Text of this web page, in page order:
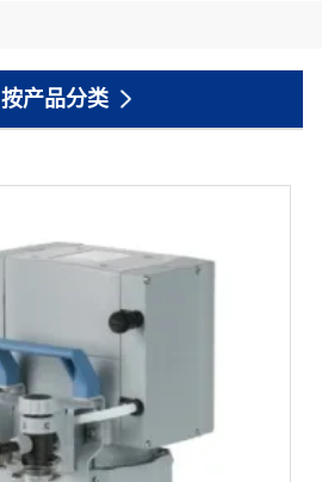
按产品分类